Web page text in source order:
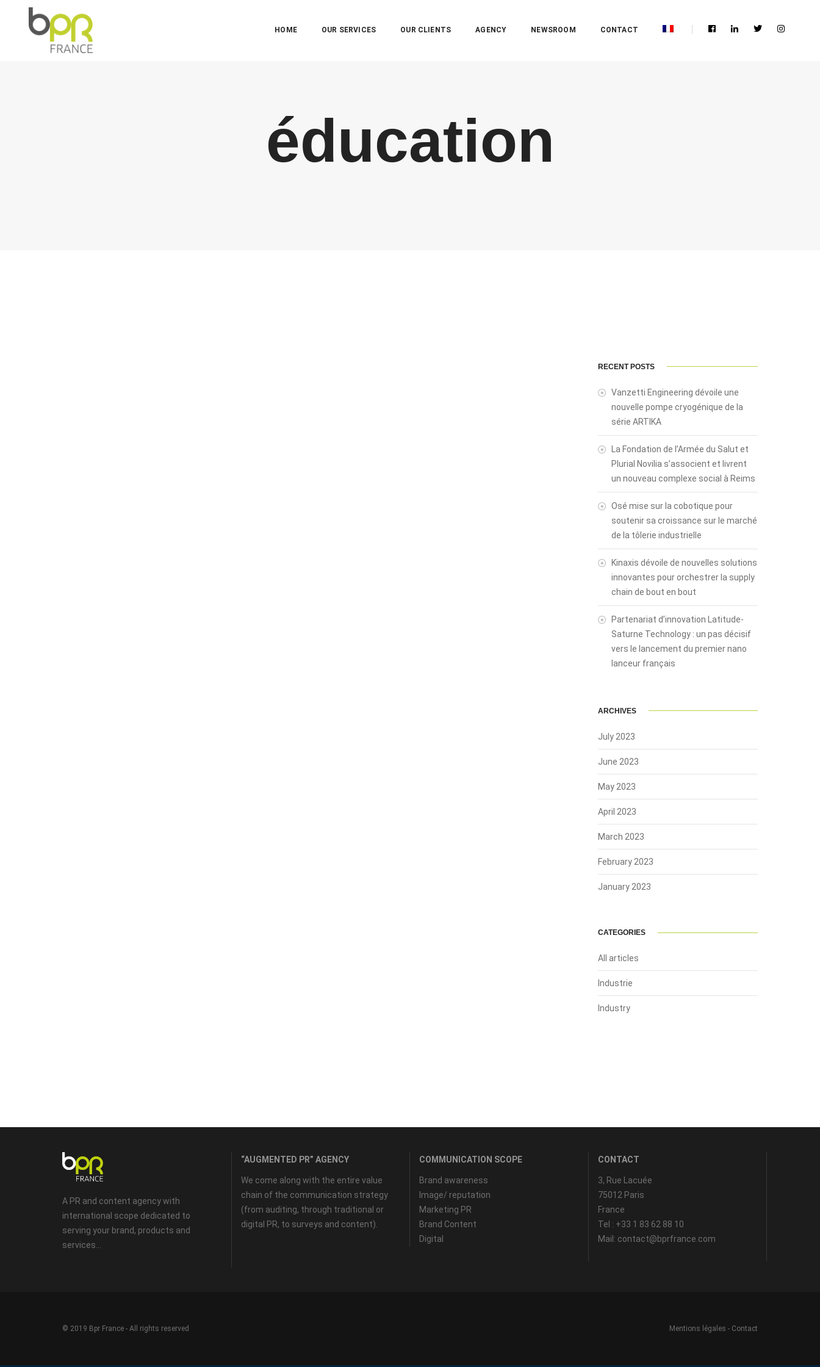
HOME OUR SERVICES OUR CLIENTS AGENCY NEWSROOM CONTACT
éducation
RECENT POSTS
Vanzetti Engineering dévoile une
nouvelle pompe cryogénique de la
série ARTIKA
La Fondation de l’Armée du Salut et
Plurial Novilia s’associent et livrent
un nouveau complexe social à Reims
Osé mise sur la cobotique pour
soutenir sa croissance sur le marché
de la tôlerie industrielle
Kinaxis dévoile de nouvelles solutions
innovantes pour orchestrer la supply
chain de bout en bout
Partenariat d’innovation Latitude-
Saturne Technology : un pas décisif
vers le lancement du premier nano
lanceur français
ARCHIVES
July 2023
June 2023
May 2023
April 2023
March 2023
February 2023
January 2023
CATEGORIES
All articles
Industrie
Industry
A PR and content agency with
international scope dedicated to
serving your brand, products and
services...
“AUGMENTED PR” AGENCY
We come along with the entire value
chain of the communication strategy
(from auditing, through traditional or
digital PR, to surveys and content).
COMMUNICATION SCOPE
Brand awareness
Image/ reputation
Marketing PR
Brand Content
Digital
CONTACT
3, Rue Lacuée
75012 Paris
France
Tel : +33 1 83 62 88 10
Mail: contact@bprfrance.com
© 2019 Bpr France - All rights reserved Mentions légales - Contact